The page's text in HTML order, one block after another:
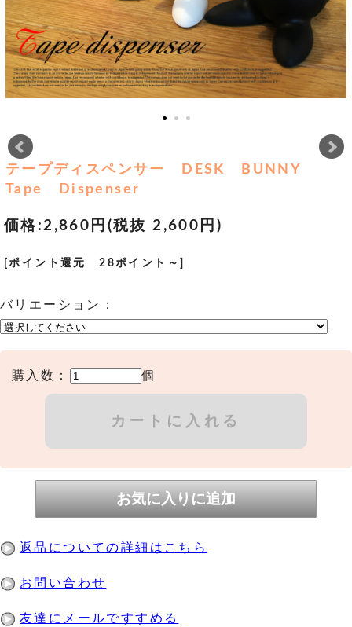
テープディスペンサー DESK BUNNY
Tape Dispenser
価格:2,860円 (税抜 2,600円)
[ポイント還元 28ポイント～]
バリエーション：
購入数： 個
返品についての詳細はこちら
お問い合わせ
友達にメールですすめる